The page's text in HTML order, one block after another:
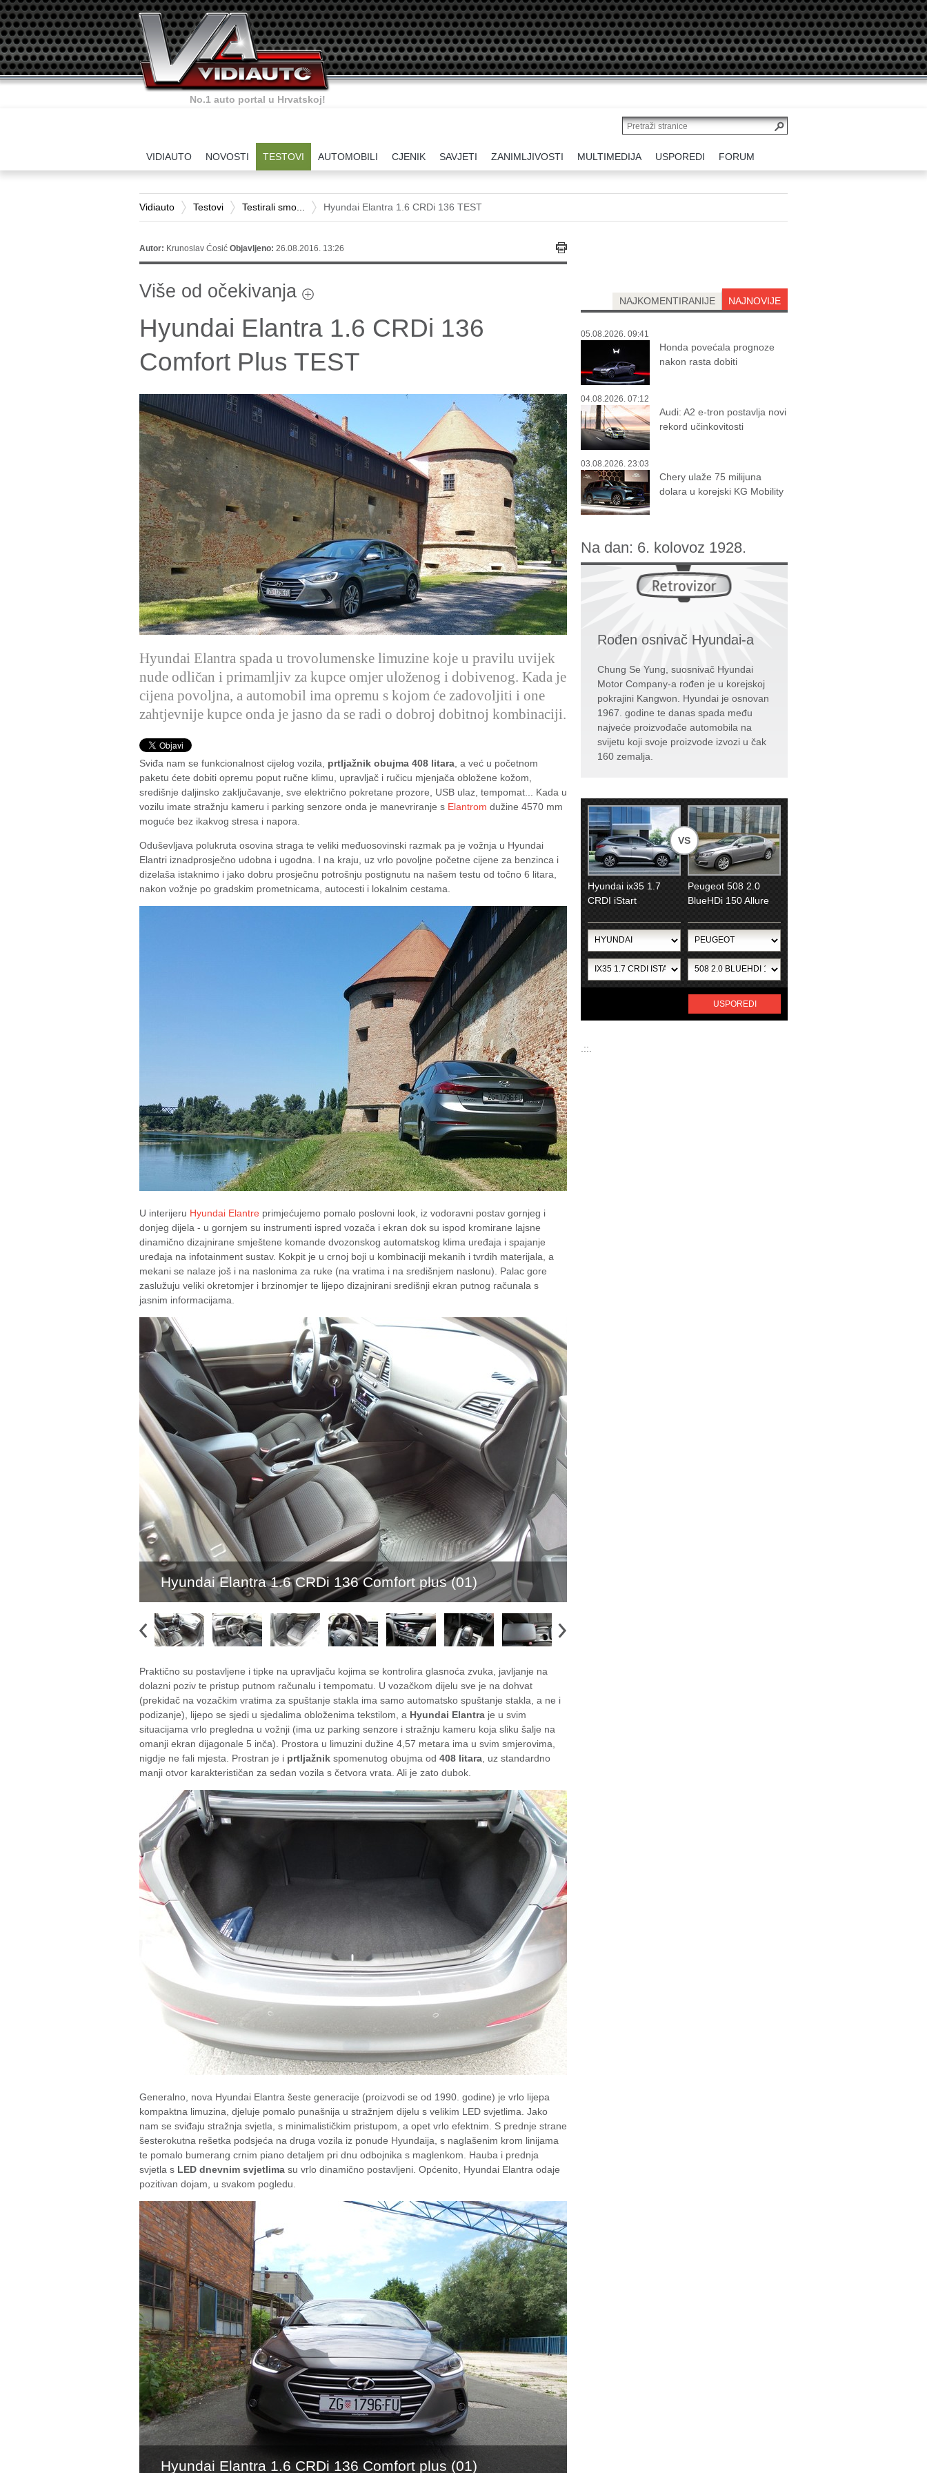
Sve što o autima trebate znati.
VIDIAUTO NOVOSTI TESTOVI AUTOMOBILI CJENIK SAVJETI ZANIMLJIVOSTI MULTIMEDIJA USPOREDI FORUM
Vidiauto Testovi Testirali smo... Hyundai Elantra 1.6 CRDi 136 TEST
Autor: Krunoslav Ćosić Objavljeno: 26.08.2016. 13:26
Više od očekivanja
Hyundai Elantra 1.6 CRDi 136
Comfort Plus TEST
Hyundai Elantra spada u trovolumenske limuzine koje u pravilu uvijek
nude odličan i primamljiv za kupce omjer uloženog i dobivenog. Kada je
cijena povoljna, a automobil ima opremu s kojom će zadovoljiti i one
zahtjevnije kupce onda je jasno da se radi o dobroj dobitnoj kombinaciji.
Sviđa nam se funkcionalnost cijelog vozila, prtljažnik obujma 408 litara , a već u početnom
paketu ćete dobiti opremu poput ručne klimu, upravljač i ručicu mjenjača obložene kožom,
središnje daljinsko zaključavanje, sve električno pokretane prozore, USB ulaz, tempomat... Kada u
vozilu imate stražnju kameru i parking senzore onda je manevriranje s Elantrom dužine 4570 mm
moguće bez ikakvog stresa i napora.
Oduševljava polukruta osovina straga te veliki međuosovinski razmak pa je vožnja u Hyundai
Elantri iznadprosječno udobna i ugodna. I na kraju, uz vrlo povoljne početne cijene za benzinca i
dizelaša istaknimo i jako dobru prosječnu potrošnju postignutu na našem testu od točno 6 litara,
nakon vožnje po gradskim prometnicama, autocesti i lokalnim cestama.
U interijeru Hyundai Elantre primjećujemo pomalo poslovni look, iz vodoravni postav gornjeg i
donjeg dijela - u gornjem su instrumenti ispred vozača i ekran dok su ispod kromirane lajsne
dinamično dizajnirane smještene komande dvozonskog automatskog klima uređaja i spajanje
uređaja na infotainment sustav. Kokpit je u crnoj boji u kombinaciji mekanih i tvrdih materijala, a
mekani se nalaze još i na naslonima za ruke (na vratima i na središnjem naslonu). Palac gore
zaslužuju veliki okretomjer i brzinomjer te lijepo dizajnirani središnji ekran putnog računala s
jasnim informacijama.
Hyundai Elantra 1.6 CRDi 136 Comfort plus (01)
Praktično su postavljene i tipke na upravljaču kojima se kontrolira glasnoća zvuka, javljanje na
dolazni poziv te pristup putnom računalu i tempomatu. U vozačkom dijelu sve je na dohvat
(prekidač na vozačkim vratima za spuštanje stakla ima samo automatsko spuštanje stakla, a ne i
podizanje), lijepo se sjedi u sjedalima obloženima tekstilom, a Hyundai Elantra je u svim
situacijama vrlo pregledna u vožnji (ima uz parking senzore i stražnju kameru koja sliku šalje na
omanji ekran dijagonale 5 inča). Prostora u limuzini dužine 4,57 metara ima u svim smjerovima,
nigdje ne fali mjesta. Prostran je i prtljažnik spomenutog obujma od 408 litara , uz standardno
manji otvor karakterističan za sedan vozila s četvora vrata. Ali je zato dubok.
Generalno, nova Hyundai Elantra šeste generacije (proizvodi se od 1990. godine) je vrlo lijepa
kompaktna limuzina, djeluje pomalo punašnija u stražnjem dijelu s velikim LED svjetlima. Jako
nam se sviđaju stražnja svjetla, s minimalističkim pristupom, a opet vrlo efektnim. S prednje strane
šesterokutna rešetka podsjeća na druga vozila iz ponude Hyundaija, s naglašenim krom linijama
te pomalo bumerang crnim piano detaljem pri dnu odbojnika s maglenkom. Hauba i prednja
svjetla s LED dnevnim svjetlima su vrlo dinamično postavljeni. Općenito, Hyundai Elantra odaje
pozitivan dojam, u svakom pogledu.
Hyundai Elantra 1.6 CRDi 136 Comfort plus (01)
NAJNOVIJE
NAJKOMENTIRANIJE
05.08.2026. 09:41
Honda povećala prognoze
nakon rasta dobiti
04.08.2026. 07:12
Audi: A2 e-tron postavlja novi
rekord učinkovitosti
03.08.2026. 23:03
Chery ulaže 75 milijuna
dolara u korejski KG Mobility
Na dan: 6. kolovoz 1928.
Rođen osnivač Hyundai-a
Chung Se Yung, suosnivač Hyundai
Motor Company-a rođen je u korejskoj
pokrajini Kangwon. Hyundai je osnovan
1967. godine te danas spada među
najveće proizvođače automobila na
svijetu koji svoje proizvode izvozi u čak
160 zemalja.
VS
Hyundai ix35 1.7
CRDI iStart
Peugeot 508 2.0
BlueHDi 150 Allure
USPOREDI
.::.